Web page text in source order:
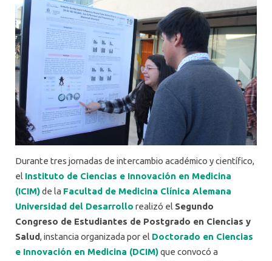
Durante tres jornadas de intercambio académico y científico,
el Instituto de Ciencias e Innovación en Medicina
(ICIM)de la Facultad de Medicina Clínica Alemana
Universidad del Desarrollo realizó el Segundo
Congreso de Estudiantes de Postgrado en Ciencias y
Salud, instancia organizada por el Doctorado en Ciencias
e Innovación en Medicina (DCIM)que convocó a